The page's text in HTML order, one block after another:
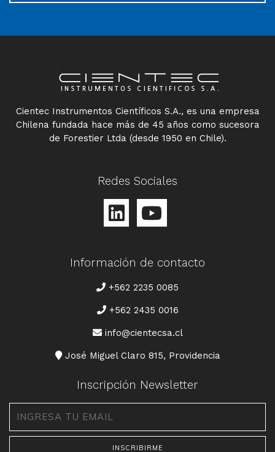
Cientec Instrumentos Científicos S.A., es una empresa
Chilena fundada hace más de 45 años como sucesora
de Forestier Ltda (desde 1950 en Chile).
Redes Sociales
Información de contacto
TELÉFONO
+562 2235 0085
+562 2435 0016
CORREO
info@cientecsa.cl
DIRECCIÓN
José Miguel Claro 815, Providencia
Inscripción Newsletter